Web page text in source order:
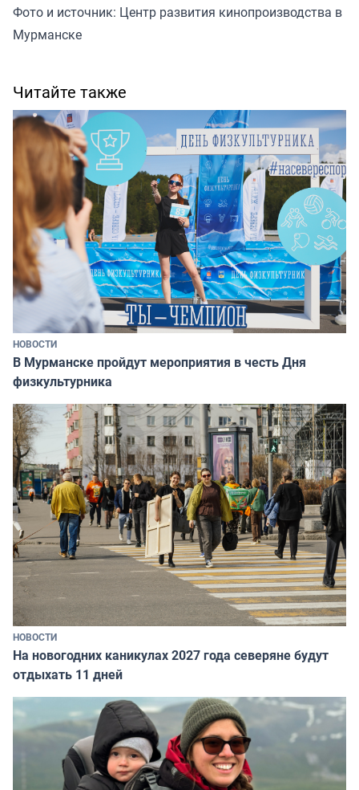
Фото и источник: Центр развития кинопроизводства в
Мурманске
Читайте также
НОВОСТИ
В Мурманске пройдут мероприятия в честь Дня
физкультурника
НОВОСТИ
На новогодних каникулах 2027 года северяне будут
отдыхать 11 дней